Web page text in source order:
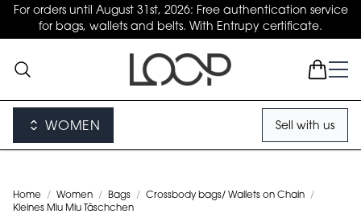
For orders until August 31st, 2026: Free authentication service
for bags, wallets and belts. With Entrupy certificate.
WOMEN Sell with us
Home / Women / Bags / Crossbody bags/ Wallets on Chain
/
Kleines Miu Miu Täschchen